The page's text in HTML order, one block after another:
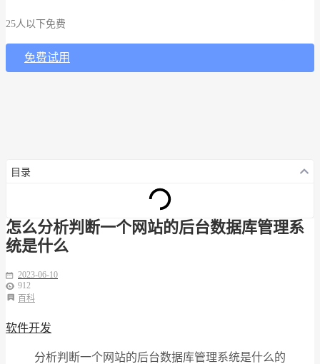
25人以下免费
免费试用
目录
怎么分析判断一个网站的后台数据库管理系
统是什么
2023-06-10
912
百科
软件开发
分析判断一个网站的后台数据库管理系统是什么的